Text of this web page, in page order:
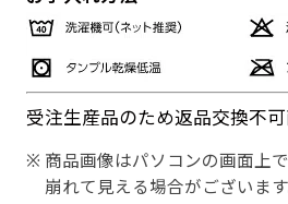
受注生産品のため返品交換不可
商品画像はパソコンの画面上
崩れて見える場合がございます